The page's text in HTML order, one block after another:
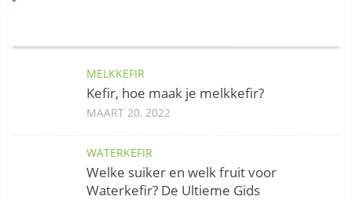
MELKKEFIR
Kefir, hoe maak je melkkefir?
MAART 20, 2022
WATERKEFIR
Welke suiker en welk fruit voor
Waterkefir? De Ultieme Gids